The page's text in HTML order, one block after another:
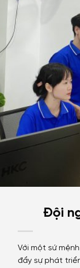
Đội
Với một sứ
đẩy sự phát